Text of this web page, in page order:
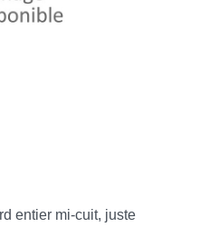
entier mi-cuit, juste